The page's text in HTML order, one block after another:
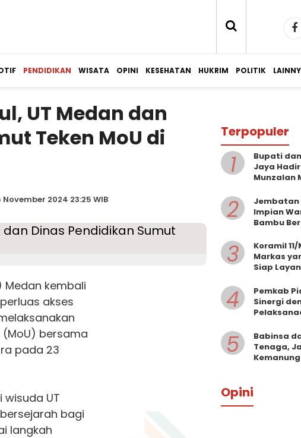
PENDIDIKAN WISATA OPINI KESEHATAN HUKRIM POLITIK
UT Medan dan
Teken MoU di
2024 23:25 WIB
Medan kembali
akses
bersama
pada 23
UT
bagi
langkah
Terpopuler
1
Bupati
Jaya
Munzalan
2
Jembatan
Impian
Bambu
3
Koramil
Markas
Siap
4
Pemkab
Sinergi
5
Babinsa
Tenaga,
Opini